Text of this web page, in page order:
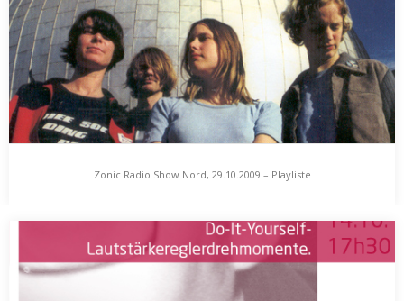
Zonic Radio Show Nord, 29.10.2009 – Playliste
zonic radio show NORD, radio 98 eins, 29. oktober 2009 20 uhr Die
Zonic Radio Show…
Zonic Radio Show Nord, 29.10.2009 – Playliste